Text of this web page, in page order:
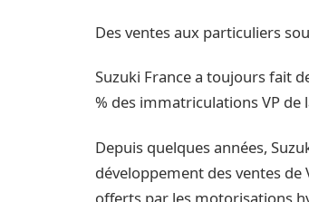
Des ventes aux particuliers
Suzuki France a toujours fait
% des immatriculations VP de
Depuis quelques années,
développement des ventes de
offerts par les motorisations